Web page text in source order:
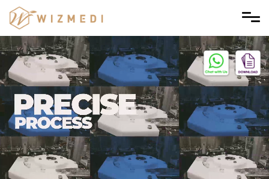
메뉴 건너뛰기